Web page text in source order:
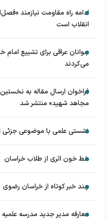
ادامه راه مقاومت نیازمند
انقلاب است
جوانان عراقی برای تشییع امام
می‌کردند
فراخوان ارسال مقاله به
مجاهد شهید» منتشر شد
نشستی علمی با موضوعی جزئی
خط خون اثری از طلاب خراسان
چند خبر کوتاه از خراسان رضوی
معارفه مدیر جدید مدرسه علمیه